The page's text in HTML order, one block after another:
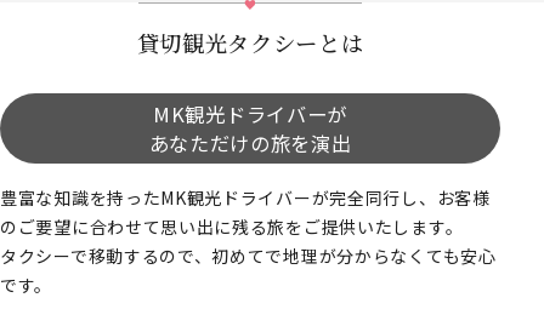
貸切観光タクシーとは
MK観光ドライバーが
あなただけの旅を演出
豊富な知識を持ったMK観光ドライバーが完全同行し、お客様
のご要望に合わせて思い出に残る旅をご提供いたします。
タクシーで移動するので、初めてで地理が分からなくても安心
です。